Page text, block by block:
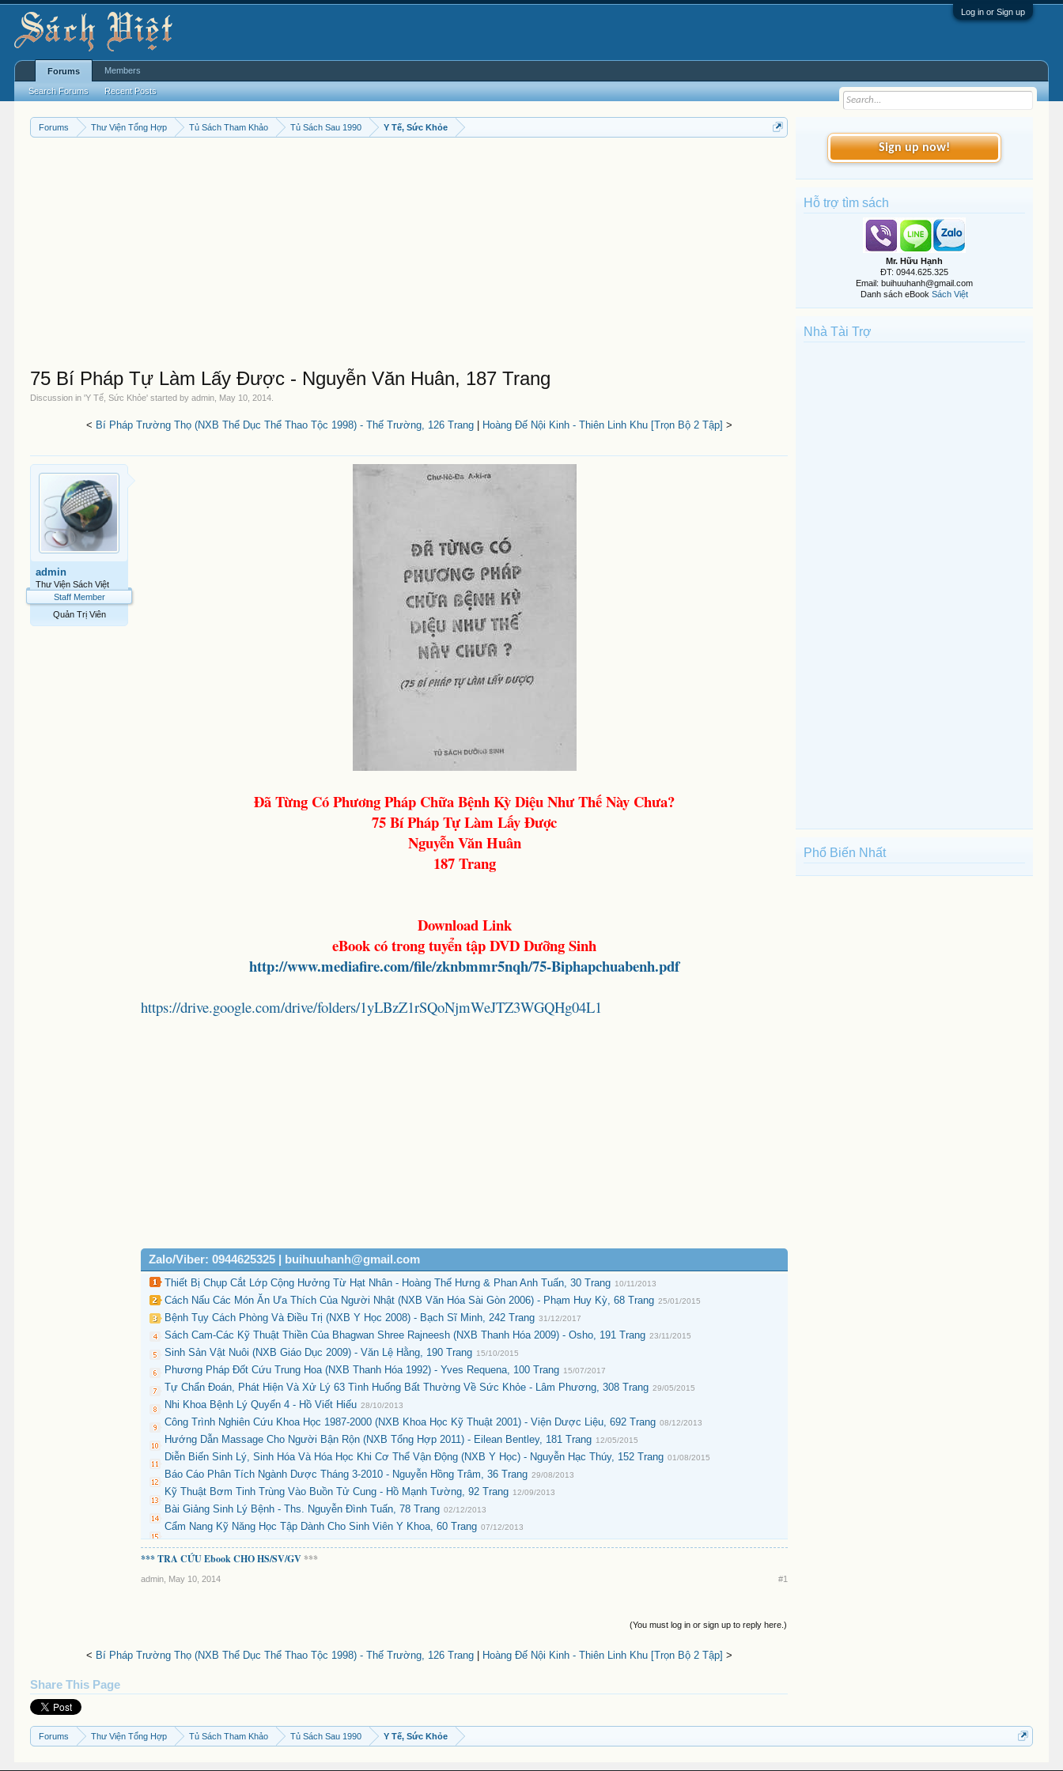
Log in or Sign up
Forums Thư Viện Tổng Hợp Tủ Sách Tham Khảo Tủ Sách Sau 1990 Y Tế, Sức Khỏe
75 Bí Pháp Tự Làm Lấy Được - Nguyễn Văn Huân, 187 Trang
Discussion in 'Y Tế, Sức Khỏe' started byadmin May 10, 2014
< Bí Pháp Trường Thọ (NXB Thể Dục Thể Thao Tộc 1998) - Thế Trường, 126 Trang| Hoàng Đế Nội Kinh - Thiên Linh Khu [Trọn Bộ 2 Tập] >
admin
Thư Viện Sách Việt
Staff Member
Quản Trị Viên
Đã Từng Có Phương Pháp Chữa BệnhKỳ DiệuNhư Thế Này Chưa?
75 Bí Pháp Tự Làm Lấy Được
Nguyễn Văn Huân
187 Trang
Download Link
eBook có trong tuyển tập DVD Dưỡng Sinh
http://www.mediafire.com/file/zknbmmr5nqh/75-Biphapchuabenh.pdf
https://drive.google.com/drive/folders/1yLBzZ1rSQoNjmWeJTZ3WGQHg04L1
Zalo/Viber: 0944625325 | buihuuhanh@gmail.com
Thiết Bị Chụp Cắt Lớp Cộng Hưởng Từ Hạt Nhân - Hoàng Thế Hưng & Phan Anh Tuấn, 30 Trang 10/11/2013
Cách Nấu Các Món Ăn Ưa Thích Của Người Nhật (NXB Văn Hóa Sài Gòn 2006) - Phạm Huy Kỳ, 68 Trang 25/01/2015
Bệnh Tụy Cách Phòng Và Điều Trị (NXB Y Học 2008) - Bạch Sĩ Minh, 242 Trang 31/12/2017
Sách Cam-Các Kỹ Thuật Thiền Của Bhagwan Shree Rajneesh (NXB Thanh Hóa 2009) - Osho, 191 Trang 23/11/2015
Sinh Sản Vật Nuôi (NXB Giáo Dục 2009) - Văn Lệ Hằng, 190 Trang 15/10/2015
Phương Pháp Đốt Cứu Trung Hoa (NXB Thanh Hóa 1992) - Yves Requena, 100 Trang 15/07/2017
Tự Chẩn Đoán, Phát Hiện Và Xử Lý 63 Tình Huống Bất Thường Về Sức Khỏe - Lâm Phương, 308 Trang 29/05/2015
Nhi Khoa Bệnh Lý Quyển 4 - Hồ Viết Hiếu 28/10/2013
Công Trình Nghiên Cứu Khoa Học 1987-2000 (NXB Khoa Học Kỹ Thuật 2001) - Viện Dược Liệu, 692 Trang 08/12/2013
Hướng Dẫn Massage Cho Người Bận Rộn (NXB Tổng Hợp 2011) - Eilean Bentley, 181 Trang 12/05/2015
Diễn Biến Sinh Lý, Sinh Hóa Và Hóa Học Khi Cơ Thể Vận Động (NXB Y Học) - Nguyễn Hạc Thúy, 152 Trang 01/08/2015
Báo Cáo Phân Tích Ngành Dược Tháng 3-2010 - Nguyễn Hồng Trâm, 36 Trang 29/08/2013
Kỹ Thuật Bơm Tinh Trùng Vào Buồn Tử Cung - Hồ Mạnh Tường, 92 Trang 12/09/2013
Bài Giảng Sinh Lý Bệnh - Ths. Nguyễn Đình Tuấn, 78 Trang 02/12/2013
Cẩm Nang Kỹ Năng Học Tập Dành Cho Sinh Viên Y Khoa, 60 Trang 07/12/2013
*** TRA CỨU Ebook CHO HS/SV/GV ***
admin May 10, 2014 #1
(You must log in or sign up to reply here.)
< Bí Pháp Trường Thọ (NXB Thể Dục Thể Thao Tộc 1998) - Thế Trường, 126 Trang| Hoàng Đế Nội Kinh - Thiên Linh Khu [Trọn Bộ 2 Tập] >
Share This Page
Sign up now!
Hỗ trợ tìm sách
Mr. Hữu Hạnh
ĐT: 0944.625.325
Email: buihuuhanh@gmail.com
Danh sách eBook Sách Việt
Nhà Tài Trợ
Phổ Biến Nhất
Forums Thư Viện Tổng Hợp Tủ Sách Tham Khảo Tủ Sách Sau 1990 Y Tế, Sức Khỏe
Forums
Search Forums Recent Posts
Members